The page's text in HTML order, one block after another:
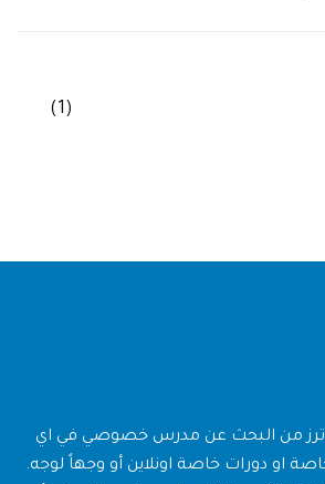
(1)
من البحث عن مدرس خصوصي في اي
او دورات خاصة اونلاين أو وجهاً لوجه.